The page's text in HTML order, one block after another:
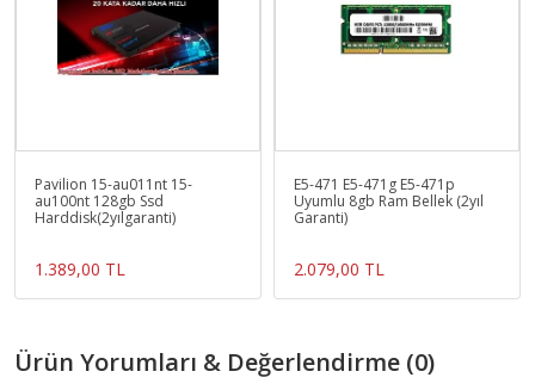
Pavilion 15-au011nt 15-
au100nt 128gb Ssd
Harddisk(2yılgaranti)
1.389,00 TL
E5-471 E5-471g E5-471p
Uyumlu 8gb Ram Bellek (2yıl
Garanti)
2.079,00 TL
Ürün Yorumları & Değerlendirme (0)